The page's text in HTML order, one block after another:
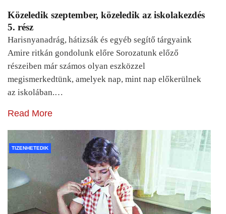
Közeledik szeptember, közeledik az iskolakezdés
5. rész
Harisnyanadrág, hátizsák és egyéb segítő tárgyaink
Amire ritkán gondolunk előre Sorozatunk előző
részeiben már számos olyan eszközzel
megismerkedtünk, amelyek nap, mint nap előkerülnek
az iskolában.…
Read More
TIZENHETEDIK